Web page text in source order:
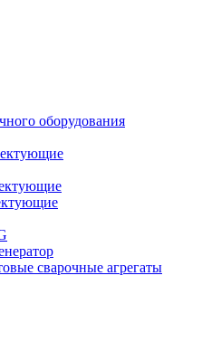
оборудования
сварочные агрегаты